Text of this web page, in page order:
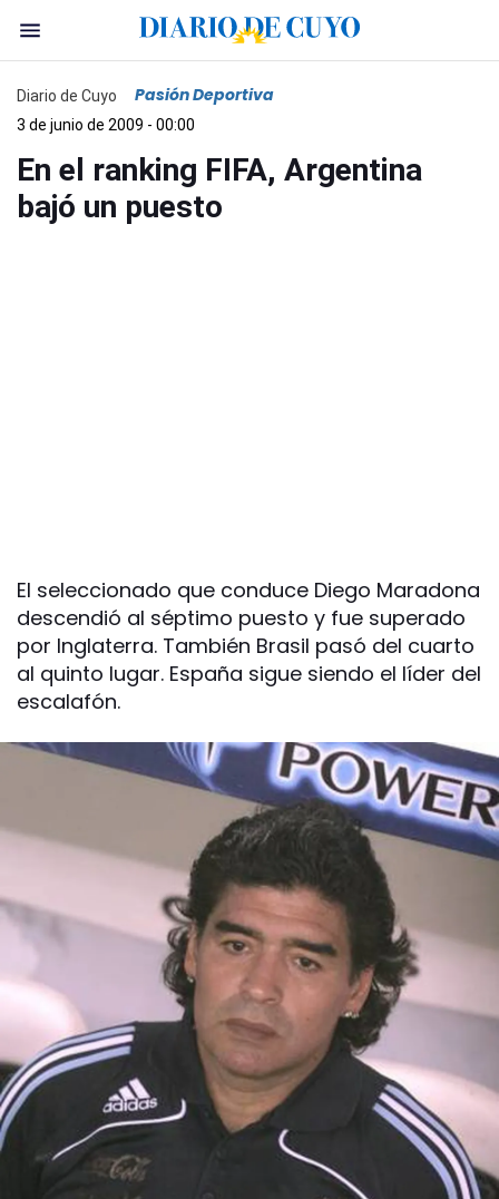
Diario de Cuyo Pasión Deportiva
3 de junio de 2009 - 00:00
En el ranking FIFA, Argentina
bajó un puesto
El seleccionado que conduce Diego Maradona
descendió al séptimo puesto y fue superado
por Inglaterra. También Brasil pasó del cuarto
al quinto lugar. España sigue siendo el líder del
escalafón.